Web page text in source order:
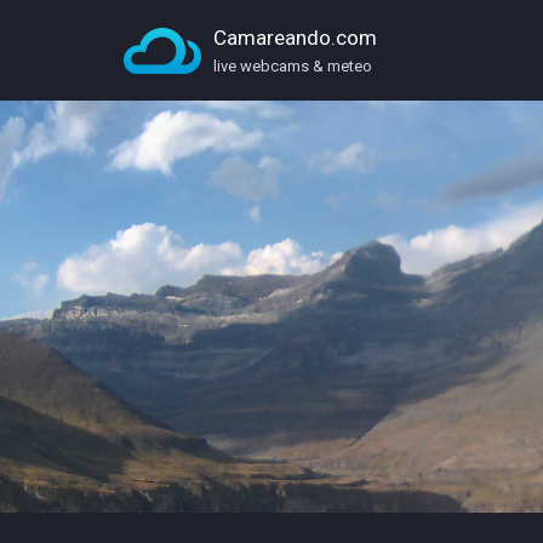
Camareando.com
live webcams & meteo